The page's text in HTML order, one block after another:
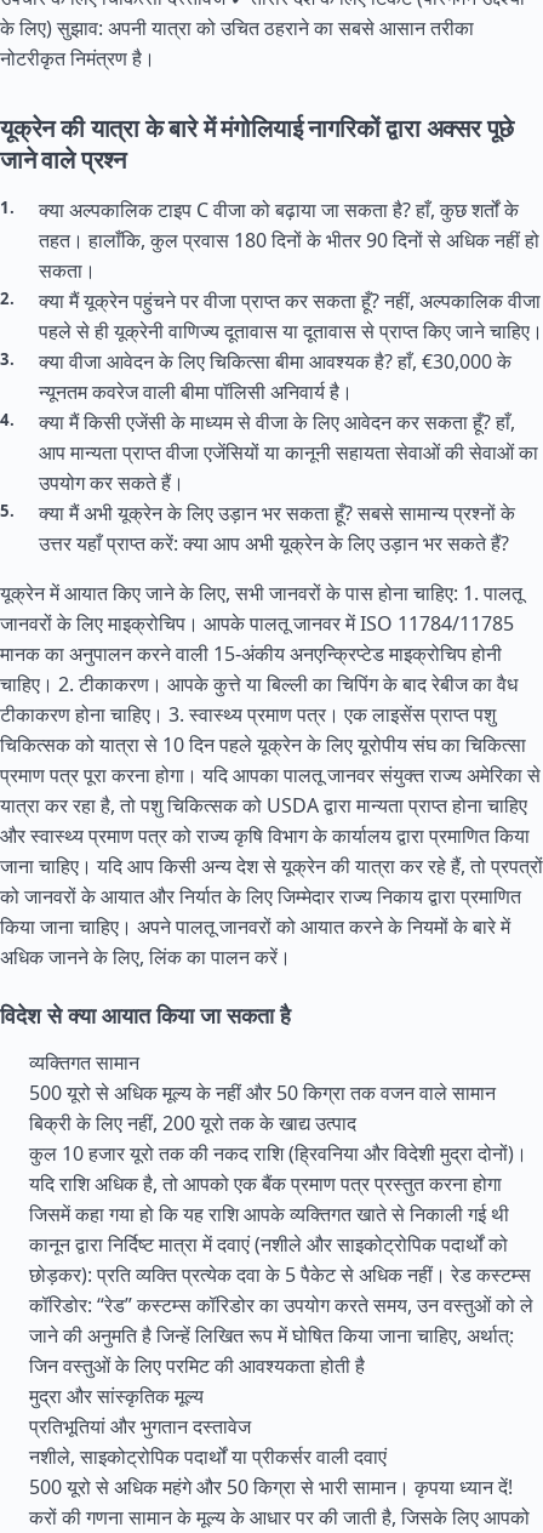
के लिए) सुझाव: अपनी यात्रा को उचित ठहराने का सबसे आसान तरीका
नोटरीकृत निमंत्रण है।
यूक्रेन की यात्रा के बारे में मंगोलियाई नागरिकों द्वारा अक्सर पूछे
जाने वाले प्रश्न
क्या अल्पकालिक टाइप C वीजा को बढ़ाया जा सकता है? हाँ, कुछ शर्तों के
तहत। हालाँकि, कुल प्रवास 180 दिनों के भीतर 90 दिनों से अधिक नहीं हो
सकता।
क्या मैं यूक्रेन पहुंचने पर वीजा प्राप्त कर सकता हूँ? नहीं, अल्पकालिक वीजा
पहले से ही यूक्रेनी वाणिज्य दूतावास या दूतावास से प्राप्त किए जाने चाहिए।
क्या वीजा आवेदन के लिए चिकित्सा बीमा आवश्यक है? हाँ, €30,000 के
न्यूनतम कवरेज वाली बीमा पॉलिसी अनिवार्य है।
क्या मैं किसी एजेंसी के माध्यम से वीजा के लिए आवेदन कर सकता हूँ? हाँ,
आप मान्यता प्राप्त वीजा एजेंसियों या कानूनी सहायता सेवाओं की सेवाओं का
उपयोग कर सकते हैं।
क्या मैं अभी यूक्रेन के लिए उड़ान भर सकता हूँ? सबसे सामान्य प्रश्नों के
उत्तर यहाँ प्राप्त करें: क्या आप अभी यूक्रेन के लिए उड़ान भर सकते हैं?
यूक्रेन में आयात किए जाने के लिए, सभी जानवरों के पास होना चाहिए: 1. पालतू
जानवरों के लिए माइक्रोचिप। आपके पालतू जानवर में ISO 11784/11785
मानक का अनुपालन करने वाली 15-अंकीय अनएन्क्रिप्टेड माइक्रोचिप होनी
चाहिए। 2. टीकाकरण। आपके कुत्ते या बिल्ली का चिपिंग के बाद रेबीज का वैध
टीकाकरण होना चाहिए। 3. स्वास्थ्य प्रमाण पत्र। एक लाइसेंस प्राप्त पशु
चिकित्सक को यात्रा से 10 दिन पहले यूक्रेन के लिए यूरोपीय संघ का चिकित्सा
प्रमाण पत्र पूरा करना होगा। यदि आपका पालतू जानवरसंयुक्त राज्यअमेरिका से
यात्रा कर रहा है, तो पशु चिकित्सक को USDA द्वारा मान्यता प्राप्त होना चाहिए
और स्वास्थ्य प्रमाण पत्र को राज्य कृषि विभाग के कार्यालय द्वारा प्रमाणित किया
जाना चाहिए। यदि आप किसी अन्य देश से यूक्रेन की यात्रा कर रहे हैं, तो प्रपत्रों
को जानवरों के आयात और निर्यात के लिए जिम्मेदार राज्य निकाय द्वारा प्रमाणित
किया जाना चाहिए। अपने पालतू जानवरों को आयात करने के नियमों के बारे में
अधिक जानने के लिए, लिंक का पालन करें।
विदेश से क्या आयात किया जा सकता है
व्यक्तिगत सामान
500 यूरो से अधिक मूल्य के नहीं और 50 किग्रा तक वजन वाले सामान
बिक्री के लिए नहीं, 200 यूरो तक के खाद्य उत्पाद
कुल 10 हजार यूरो तक की नकद राशि (ह्रिवनिया और विदेशी मुद्रा दोनों)।
यदि राशि अधिक है, तो आपको एक बैंक प्रमाण पत्र प्रस्तुत करना होगा
जिसमें कहा गया हो कि यह राशि आपके व्यक्तिगत खाते से निकाली गई थी
कानून द्वारा निर्दिष्ट मात्रा में दवाएं (नशीले और साइकोट्रोपिक पदार्थों को
छोड़कर): प्रति व्यक्ति प्रत्येक दवा के 5 पैकेट से अधिक नहीं। रेड कस्टम्स
कॉरिडोर: “रेड” कस्टम्स कॉरिडोर का उपयोग करते समय, उन वस्तुओं को ले
जाने की अनुमति है जिन्हें लिखित रूप में घोषित किया जाना चाहिए, अर्थात्:
जिन वस्तुओं के लिए परमिट की आवश्यकता होती है
मुद्रा और सांस्कृतिक मूल्य
प्रतिभूतियां और भुगतान दस्तावेज
नशीले, साइकोट्रोपिक पदार्थों या प्रीकर्सर वाली दवाएं
500 यूरो से अधिक महंगे और 50 किग्रा से भारी सामान। कृपया ध्यान दें!
करों की गणना सामान के मूल्य के आधार पर की जाती है, जिसके लिए आपको